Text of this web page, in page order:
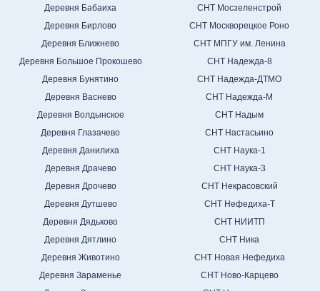
Деревня Бабаиха
Деревня Бирлово
Деревня Ближнево
Деревня Большое Прокошево
Деревня Бунятино
Деревня Васнево
Деревня Волдынское
Деревня Глазачево
Деревня Данилиха
Деревня Драчево
Деревня Дрочево
Деревня Дутшево
Деревня Дядьково
Деревня Дятлино
Деревня Животино
Деревня Зараменье
СНТ Мосзеленстрой
СНТ Москворецкое Роно
СНТ МПГУ им. Ленина
СНТ Надежда-8
СНТ Надежда-ДТМО
СНТ Надежда-М
СНТ Надым
СНТ Настасьино
СНТ Наука-1
СНТ Наука-3
СНТ Некрасовский
СНТ Нефедиха-Т
СНТ НИИТП
СНТ Ника
СНТ Новая Нефедиха
СНТ Ново-Карцево